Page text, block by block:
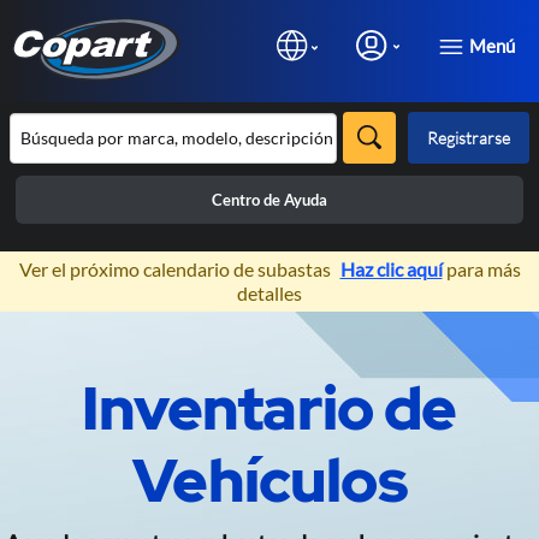
Menú
Registrarse
Centro de Ayuda
×
Ver el próximo calendario de subastas Haz clic aquípara más
detalles
Subastas de Vehículos 100%
Online
Exclusivas para profesionales de la
Inventario de
Vehículos